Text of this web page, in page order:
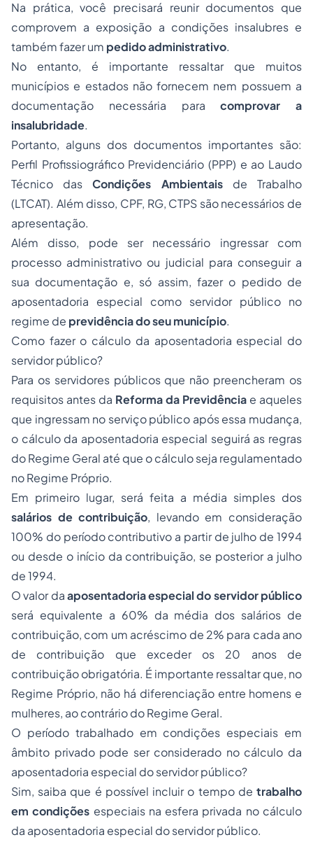
Na prática, você precisará reunir documentos que
comprovem a exposição a condições insalubres e
também fazer um pedido administrativo.
No entanto, é importante ressaltar que muitos
municípios e estados não fornecem nem possuem a
documentação necessária paracomprovar a
insalubridade.
Portanto, alguns dos documentos importantes são:
Perfil Profissiográfico Previdenciário (PPP) e ao Laudo
Técnico dasCondições Ambientaisde Trabalho
(LTCAT). Além disso, CPF, RG, CTPS são necessários de
apresentação.
Além disso, pode ser necessário ingressar com
processo administrativo ou judicial para conseguir a
sua documentação e, só assim, fazer o pedido de
aposentadoria especial como servidor público no
regime de previdência do seu município.
Como fazer o cálculo da aposentadoria especial do
servidor público?
Para os servidores públicos que não preencheram os
requisitos antes da Reforma da Previdência e aqueles
que ingressam no serviço público após essa mudança,
o cálculo da aposentadoria especial seguirá as regras
do Regime Geral até que o cálculo seja regulamentado
no Regime Próprio.
Em primeiro lugar, será feita a média simples dos
salários de contribuição, levando em consideração
100% do período contributivo a partir de julho de 1994
ou desde o início da contribuição, se posterior a julho
de 1994.
O valor daaposentadoria especial do servidor público
será equivalente a 60% da média dos salários de
contribuição, com um acréscimo de 2% para cada ano
de contribuição que exceder os 20 anos de
contribuição obrigatória. É importante ressaltar que, no
Regime Próprio, não há diferenciação entre homens e
mulheres, ao contrário do Regime Geral.
O período trabalhado em condições especiais em
âmbito privado pode ser considerado no cálculo da
aposentadoria especial do servidor público?
Sim, saiba que é possível incluir o tempo de trabalho
em condições especiais na esfera privada no cálculo
da aposentadoria especial do servidor público.